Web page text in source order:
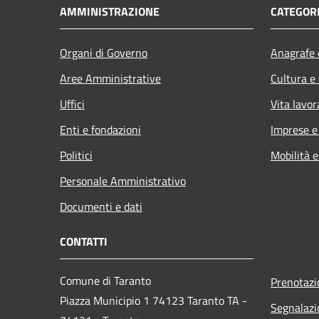
AMMINISTRAZIONE
Organi di Governo
Aree Amministrative
Uffici
Enti e fondazioni
Politici
Personale Amministrativo
Documenti e dati
Cultura
Vita
Imprese
Mobilità
CONTATTI
Comune di Taranto
Piazza Municipio 1 74123 Taranto TA -